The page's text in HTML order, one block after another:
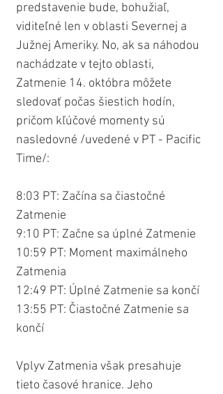
predstavenie bude, bohužiaľ,
viditeľné len v oblasti Severnej a
Južnej Ameriky. No, ak sa náhodou
nachádzate v tejto oblasti,
Zatmenie 14. októbra môžete
sledovať počas šiestich hodín,
pričom kľúčové momenty sú
nasledovné /uvedené v PT - Pacific
Time/:
8:03 PT: Začína sa čiastočné
Zatmenie
9:10 PT: Začne sa úplné Zatmenie
10:59 PT: Moment maximálneho
Zatmenia
12:49 PT: Úplné Zatmenie sa končí
13:55 PT: Čiastočné Zatmenie sa
končí
Vplyv Zatmenia však presahuje
tieto časové hranice. Jeho